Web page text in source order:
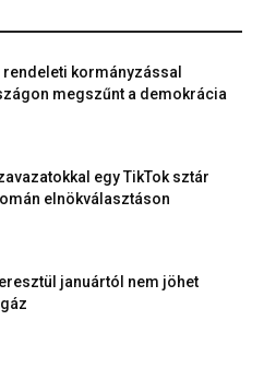
rendeleti kormányzással
megszűnt a demokrácia
egy TikTok sztár
elnökválasztáson
januártól nem jöhet